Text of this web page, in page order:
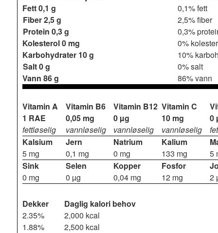
Fett0,1 g
0,1% fett
Fiber2,5 g
2,5% fiber
Protein 0,3 g
0,3%
Kolesterol0 mg
0%
Karbohydrater 10 g
10%
Salt0 g
0% salt
Vann 86 g 86% vann
Vitamin A
1 RAE
fettløselig
Vitamin B6
0,05 mg
vannløselig
Vitamin B12
0 µg
vannløselig
Vitamin C
10 mg
vannløselig
0
Kalsium
5 mg
Jern
0,1 mg
Natrium
0 mg
Kalium
133 mg
5
Sink
0 mg
Selen
0 µg
Kopper
0,04 mg
Fosfor
12 mg
2
Dekker
Daglig kalori behov
2.35%
2,000 kcal
1.88%
2,500 kcal